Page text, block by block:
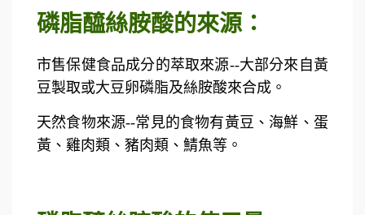
磷脂醯絲胺酸的來源：
市售保健食品成分的萃取來源--大部分來自黃
豆製取或大豆卵磷脂及絲胺酸來合成。
天然食物來源--常見的食物有黃豆、海鮮、蛋
黃、雞肉類、豬肉類、鯖魚等。